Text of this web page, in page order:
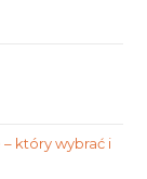
który wybrać i